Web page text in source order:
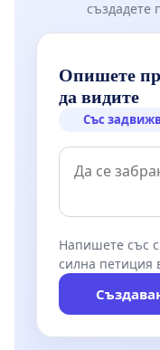
създадете
Опишете
да видите
Със
Напишете със
силна петиция